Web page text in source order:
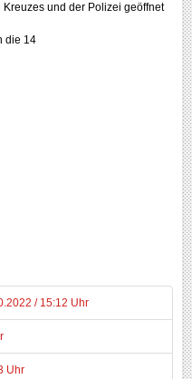
und der Polizei geöffnet
die 14
/ 15:12 Uhr
Uhr